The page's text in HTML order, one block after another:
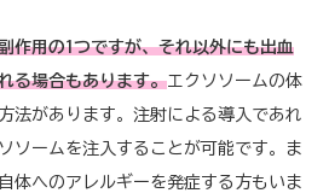
作用の1つですが、それ以外にも出血
る場合もあります。エクソソームの体
法があります。注射による導入であれ
ソームを注入することが可能です。ま
体へのアレルギーを発症する方もいま